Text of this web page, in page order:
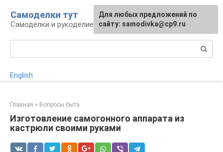
контенту
Самоделки тут
Самоделки и рукоделие для дома и участка
English
Главная » Вопросы быта
Изготовление самогонного аппарата из
кастрюли своими руками
Для любых предложений по
сайту: samodivka@cp9.ru